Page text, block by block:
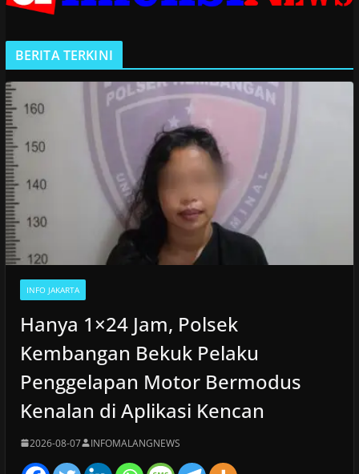
BERITA TERKINI
INFO JAKARTA
Hanya 1×24 Jam, Polsek
Kembangan Bekuk Pelaku
Penggelapan Motor Bermodus
Kenalan di Aplikasi Kencan
2026-08-07 INFOMALANGNEWS